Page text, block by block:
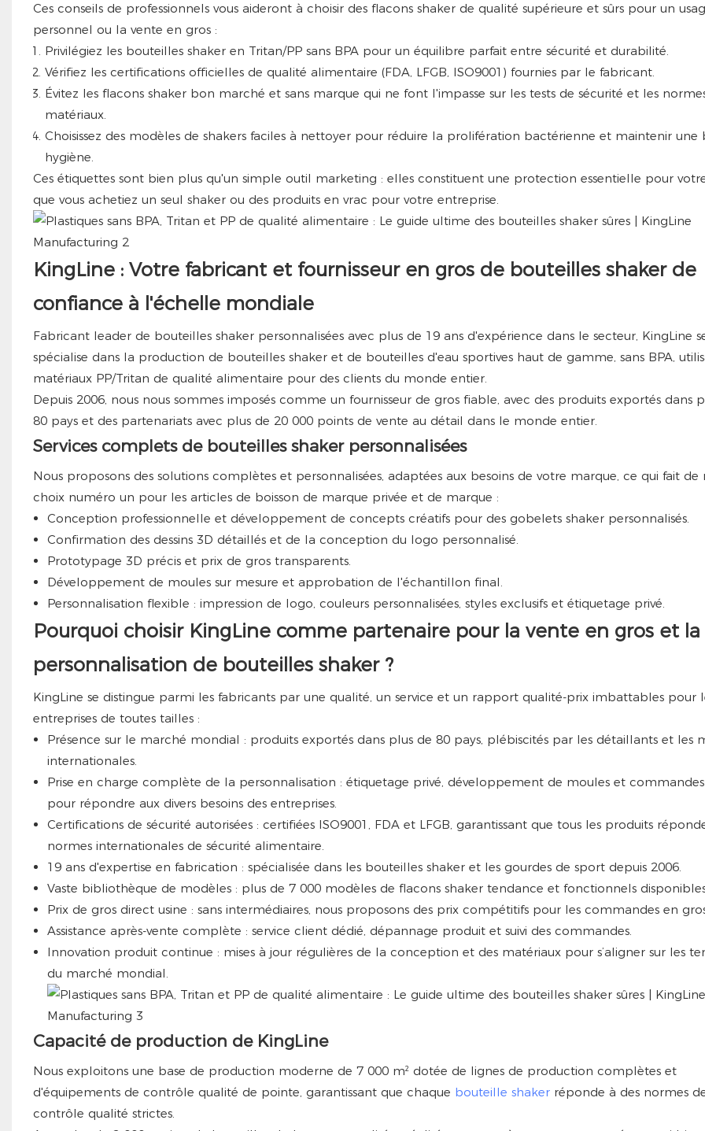
Ces conseils de professionnels vous aideront à choisir des flacons shaker de qualité supérieure et sûrs pour un
personnel ou la vente en gros :
Privilégiez les bouteilles shaker en Tritan/PP sans BPA pour un équilibre parfait entre sécurité et durabilité.
Vérifiez les certifications officielles de qualité alimentaire (FDA, LFGB, ISO9001) fournies par le fabricant.
Évitez les flacons shaker bon marché et sans marque qui ne font l'impasse sur les tests de sécurité et les
matériaux.
Choisissez des modèles de shakers faciles à nettoyer pour réduire la prolifération bactérienne et maintenir une
hygiène.
Ces étiquettes sont bien plus qu'un simple outil marketing : elles constituent une protection essentielle pour
que vous achetiez un seul shaker ou des produits en vrac pour votre entreprise.
KingLine : Votre fabricant et fournisseur en gros de bouteilles shaker de
confiance à l'échelle mondiale
Fabricant leader de bouteilles shaker personnalisées avec plus de 19 ans d'expérience dans le secteur, KingLine
spécialise dans la production de bouteilles shaker et de bouteilles d'eau sportives haut de gamme, sans BPA,
matériaux PP/Tritan de qualité alimentaire pour des clients du monde entier.
Depuis 2006, nous nous sommes imposés comme un fournisseur de gros fiable, avec des produits exportés dans
80 pays et des partenariats avec plus de 20 000 points de vente au détail dans le monde entier.
Services complets de bouteilles shaker personnalisées
Nous proposons des solutions complètes et personnalisées, adaptées aux besoins de votre marque, ce qui fait de
choix numéro un pour les articles de boisson de marque privée et de marque :
Conception professionnelle et développement de concepts créatifs pour des gobelets shaker personnalisés.
Confirmation des dessins 3D détaillés et de la conception du logo personnalisé.
Prototypage 3D précis et prix de gros transparents.
Développement de moules sur mesure et approbation de l'échantillon final.
Personnalisation flexible : impression de logo, couleurs personnalisées, styles exclusifs et étiquetage privé.
Pourquoi choisir KingLine comme partenaire pour la vente en gros et la
personnalisation de bouteilles shaker ?
KingLine se distingue parmi les fabricants par une qualité, un service et un rapport qualité-prix imbattables pour
entreprises de toutes tailles :
Présence sur le marché mondial : produits exportés dans plus de 80 pays, plébiscités par les détaillants et les
internationales.
Prise en charge complète de la personnalisation : étiquetage privé, développement de moules et
pour répondre aux divers besoins des entreprises.
Certifications de sécurité autorisées : certifiées ISO9001, FDA et LFGB, garantissant que tous les produits
normes internationales de sécurité alimentaire.
19 ans d'expertise en fabrication : spécialisée dans les bouteilles shaker et les gourdes de sport depuis 2006.
Vaste bibliothèque de modèles : plus de 7 000 modèles de flacons shaker tendance et fonctionnels
Prix ​​de gros direct usine : sans intermédiaires, nous proposons des prix compétitifs pour les commandes en
Assistance après-vente complète : service client dédié, dépannage produit et suivi des commandes.
Innovation produit continue : mises à jour régulières de la conception et des matériaux pour s’aligner sur les
du marché mondial.
Capacité de production de KingLine
Nous exploitons une base de production moderne de 7 000 m² dotée de lignes de production complètes et
d'équipements de contrôle qualité de pointe, garantissant que chaque bouteille shakerréponde à des normes
contrôle qualité strictes.